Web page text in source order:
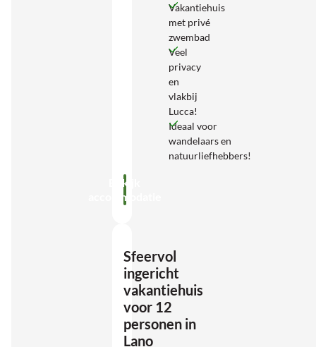
Vakantiehuis
met privé
zwembad
Veel
privacy
en
vlakbij
Lucca!
Ideaal voor
wandelaars en
natuurliefhebbers!
Bekijk
accommodatie
Sfeervol
ingericht
vakantiehuis
voor 12
personen in
Lano